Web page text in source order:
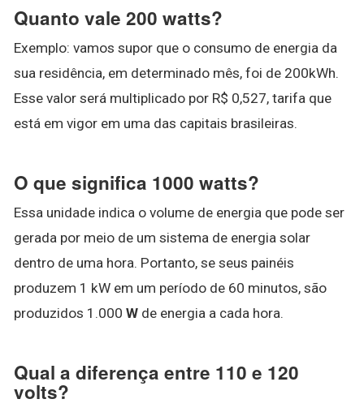
Quanto vale 200 watts?
Exemplo: vamos supor que o consumo de energia da
sua residência, em determinado mês, foi de 200kWh.
Esse valor será multiplicado por R$ 0,527, tarifa que
está em vigor em uma das capitais brasileiras.
O que significa 1000 watts?
Essa unidade indica o volume de energia que pode ser
gerada por meio de um sistema de energia solar
dentro de uma hora. Portanto, se seus painéis
produzem 1 kW em um período de 60 minutos, são
produzidos 1.000 W de energia a cada hora.
Qual a diferença entre 110 e 120
volts?